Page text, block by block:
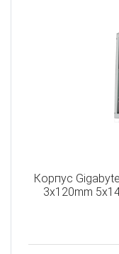
Корпус
3x120mm